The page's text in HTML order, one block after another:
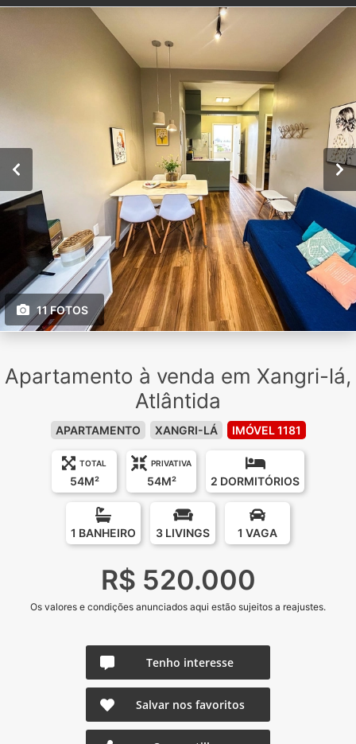
11 FOTOS
Apartamento à venda em Xangri-lá,
Atlântida
APARTAMENTO XANGRI-LÁ IMÓVEL 1181
TOTAL
54M²
PRIVATIVA
54M² 2 DORMITÓRIOS
1 BANHEIRO 3 LIVINGS 1 VAGA
R$ 520.000
Os valores e condições anunciados aqui estão sujeitos a reajustes.
Tenho interesse
Salvar nos favoritos